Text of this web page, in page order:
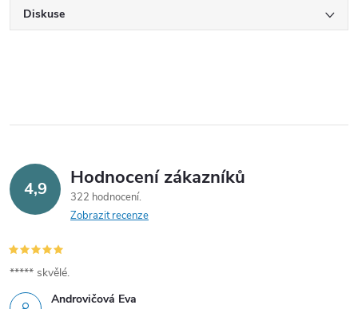
Diskuse
4,9 Hodnocení zákazníků
322 hodnocení
Zobrazit recenze
Androvičová Eva
***** skvělé.